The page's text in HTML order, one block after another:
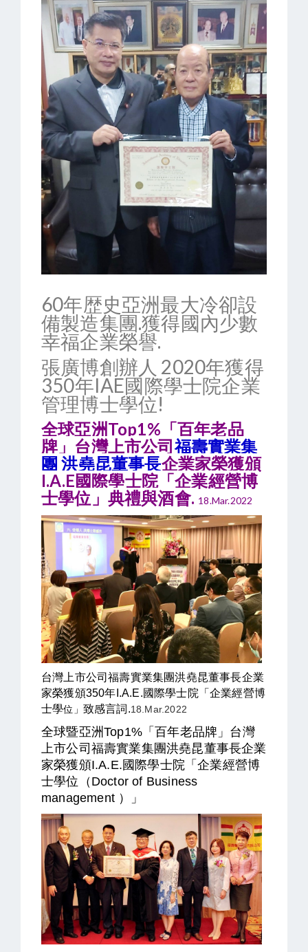
60年歴史亞洲最大冷卻設
備製造集團.獲得國內少數
幸福企業榮譽.
張廣博創辦人 2020年獲得
350年IAE國際學士院企業
管理博士學位!
全球亞洲Top1%「百年老品
牌」台灣上市公司福壽實業集
團 洪堯昆董事長企業家榮獲頒
I.A.E國際學士院「企業經營博
士學位」典禮與酒會. 18.Mar.2022
台灣上市公司福壽實業集團洪堯昆董事長企業
家榮獲頒350年I.A.E.國際學士院「企業經營博
士學位 」 致感言詞.18.Mar.2022
全球暨亞洲Top1%「百年老品牌」台灣
上市公司福壽實業集團洪堯昆董事長企業
家榮獲頒I.A.E.國際學士院「企業經營博
士學位（Doctor of Business
management ）」